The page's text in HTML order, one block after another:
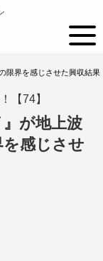
限界を感じさせた興収結果
【74】
が地上波
を感じさせ